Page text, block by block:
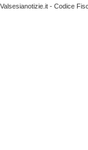
- Codice